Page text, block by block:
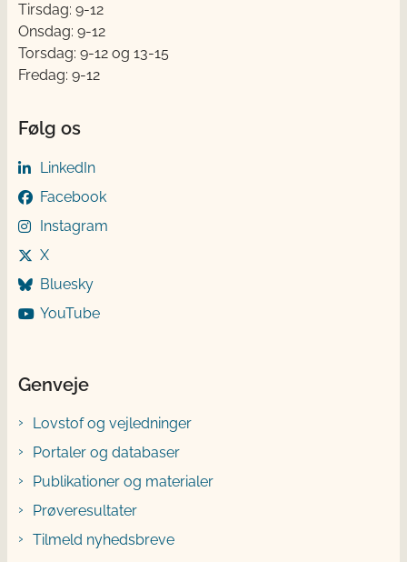
Tirsdag: 9-12
Onsdag: 9-12
Torsdag: 9-12 og 13-15
Fredag: 9-12
Følg os
LinkedIn
Facebook
Instagram
X
Bluesky
YouTube
Genveje
Lovstof og vejledninger
Portaler og databaser
Publikationer og materialer
Prøveresultater
Tilmeld nyhedsbreve